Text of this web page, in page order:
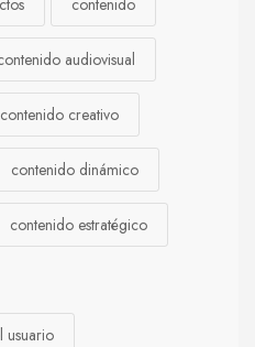
contenido
audiovisual
contenido creativo
contenido dinámico
contenido estratégico
usuario